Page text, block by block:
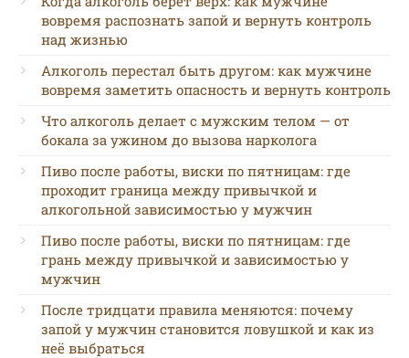
вовремя распознать запой и вернуть контроль
над жизнью
Алкоголь перестал быть другом: как мужчине
вовремя заметить опасность и вернуть контроль
Что алкоголь делает с мужским телом — от
бокала за ужином до вызова нарколога
Пиво после работы, виски по пятницам: где
проходит граница между привычкой и
алкогольной зависимостью у мужчин
Пиво после работы, виски по пятницам: где
грань между привычкой и зависимостью у
мужчин
После тридцати правила меняются: почему
запой у мужчин становится ловушкой и как из
неё выбраться